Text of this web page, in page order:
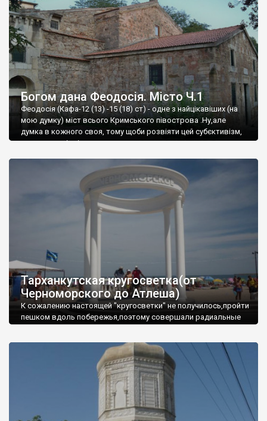
Богом дана Феодосія. Місто Ч.1
Феодосія (Кафа-12 (13) -15 (18) ст) - одне з найцікавіших (на
мою думку) міст всього Кримського півострова .Ну,але
думка в кожного своя, тому щоби розвіяти цей субєктивізм,
запрошую відвідати це
Тарханкутская кругосветка(от
Черноморского до Атлеша)
К сожалению настоящей "кругосветки" не получилось,пройти
пешком вдоль побережья,поэтому совершали радиальные